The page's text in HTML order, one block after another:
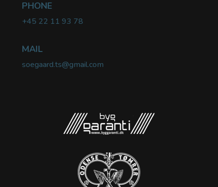
PHONE
+45 22 11 93 78
MAIL
soegaard.ts@gmail.com